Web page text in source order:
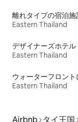
離れタイプの宿泊施
Eastern Thailand
デザイナーズホテル
Eastern Thailand
Eastern Thailand
Airbnb タイ王国